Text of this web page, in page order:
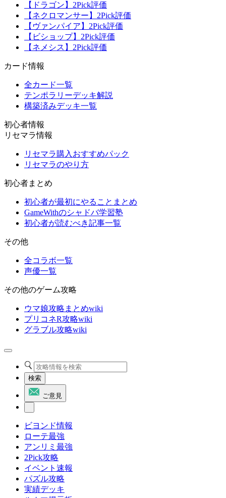
【ドラゴン】2Pick評価
【ネクロマンサー】2Pick評価
【ヴァンパイア】2Pick評価
【ビショップ】2Pick評価
【ネメシス】2Pick評価
カード情報
全カード一覧
テンポラリーデッキ解説
構築済みデッキ一覧
初心者情報
リセマラ情報
リセマラ購入おすすめパック
リセマラのやり方
初心者まとめ
初心者が最初にやることまとめ
GameWithのシャドバ学習塾
初心者が読むべき記事一覧
その他
全コラボ一覧
声優一覧
その他のゲーム攻略
ウマ娘攻略まとめwiki
プリコネR攻略wiki
グラブル攻略wiki
検索
ご意見
ビヨンド情報
ローテ最強
アンリミ最強
2Pick攻略
イベント速報
パズル攻略
実績デッキ